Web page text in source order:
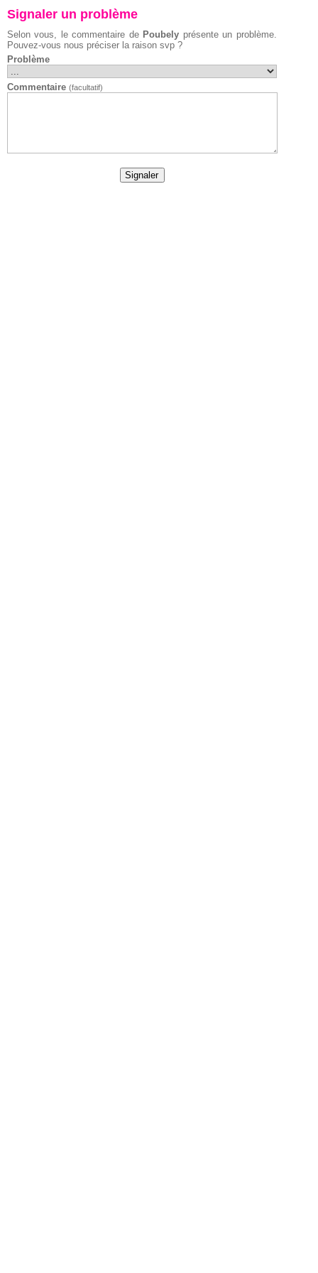
Signaler un problème
Selon vous, le commentaire de Poubely présente un problème.
Pouvez-vous nous préciser la raison svp ?
Problème
Commentaire (facultatif)